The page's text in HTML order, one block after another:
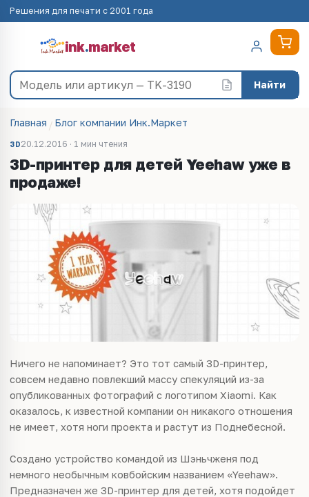
Решения для печати с 2001 года
ink.market
Найти
Главная Блог компании Инк.Маркет
3D20.12.2016 · 1 мин чтения
3D-принтер для детей Yeehaw уже в
продаже!
Ничего не напоминает? Это тот самый 3D-принтер,
совсем недавно повлекший массу спекуляций из-за
опубликованных фотографий с логотипом Xiaomi. Как
оказалось, к известной компании он никакого отношения
не имеет, хотя ноги проекта и растут из Поднебесной.
Создано устройство командой из Шэньчженя под
немного необычным ковбойским названием «Yeehaw».
Предназначен же 3D-принтер для детей, хотя подойдет